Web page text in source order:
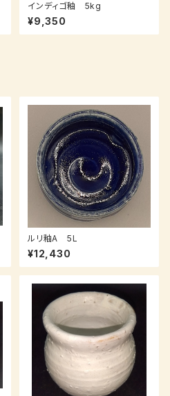
インディゴ釉 5kg
¥9,350
ルリ釉A 5L
¥12,430